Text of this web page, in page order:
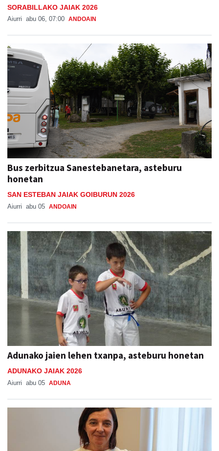
SORABILLAKO JAIAK 2026
Aiurri abu 06, 07:00 ANDOAIN
Bus zerbitzua Sanestebanetara, asteburu
honetan
SAN ESTEBAN JAIAK GOIBURUN 2026
Aiurri abu 05 ANDOAIN
Adunako jaien lehen txanpa, asteburu honetan
ADUNAKO JAIAK 2026
Aiurri abu 05 ADUNA